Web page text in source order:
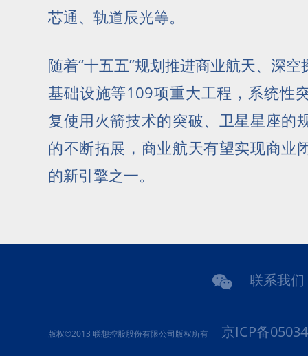
芯通、轨道辰光等。
随着“十五五”规划推进商业航天、深
基础设施等109项重大工程，系统性
复使用火箭技术的突破、卫星星座的
的不断拓展，商业航天有望实现商业
的新引擎之一。
联系我们
版权©2013 联想控股股份有限公司版权所有 京ICP备